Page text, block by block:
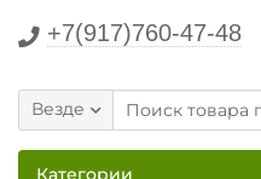
+7(917)760-47-48
Везде
Категории